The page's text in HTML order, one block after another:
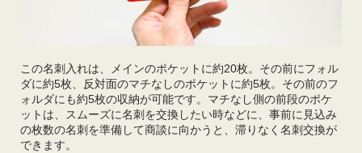
この名刺入れは、メインのポケットに約20枚。その前にフォル
ダに約5枚、反対面のマチなしのポケットに約5枚。その前のフ
ォルダにも約5枚の収納が可能です。マチなし側の前段のポケ
ットは、スムーズに名刺を交換したい時などに、事前に見込み
の枚数の名刺を準備して商談に向かうと、滞りなく名刺交換が
できます。